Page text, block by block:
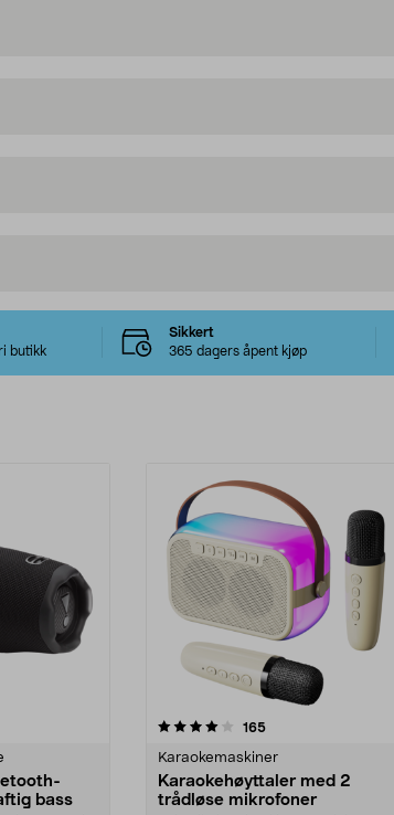
butikk
Sikkert
365 dagers åpent kjøp
bass
165anmeldelser
Karaokemaskiner
Karaokehøyttaler med 2
trådløse mikrofoner
5.0 av 5 stjerner